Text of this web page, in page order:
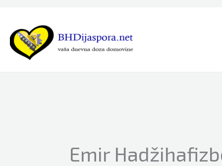
content
Emir